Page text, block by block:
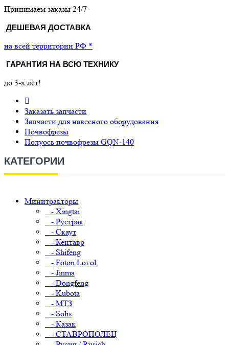
Принимаем заказы 24/7
ДЕШЕВАЯ ДОСТАВКА
на всей территории РФ *
ГАРАНТИЯ НА ВСЮ ТЕХНИКУ
до 3-х лет!
Заказать запчасти
Запчасти для навесного оборудования
Почвофрезы
Полуось почвофрезы GQN-140
КАТЕГОРИИ
Минитракторы
- Xingtai
- Рустрак
- Скаут
- Кентавр
- Shifeng
- Foton Lovol
- Jinma
- Dongfeng
- Kubota
- МТЗ
- Solis
- Казак
- СТАВРОПОЛЕЦ